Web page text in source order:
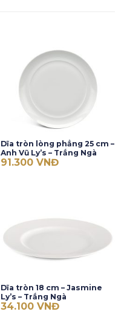
Dĩa tròn lòng phẳng 25 cm –
Anh Vũ Ly’s – Trắng Ngà
91.300 VNĐ
Dĩa tròn 18 cm – Jasmine
Ly’s – Trắng Ngà
34.100 VNĐ